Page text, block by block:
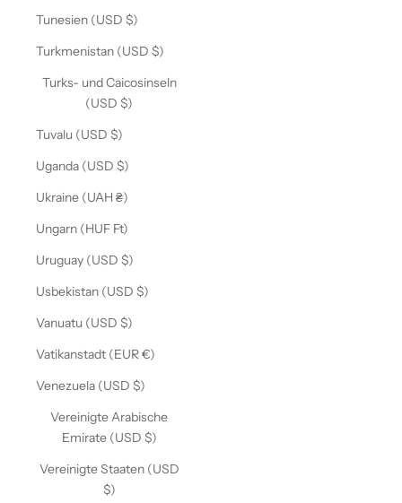
Tunesien (USD $)
Turkmenistan (USD $)
Turks- und Caicosinseln
(USD $)
Tuvalu (USD $)
Uganda (USD $)
Ukraine (UAH ₴)
Ungarn (HUF Ft)
Uruguay (USD $)
Usbekistan (USD $)
Vanuatu (USD $)
Vatikanstadt (EUR €)
Venezuela (USD $)
Vereinigte Arabische
Emirate (USD $)
Vereinigte Staaten (USD
$)